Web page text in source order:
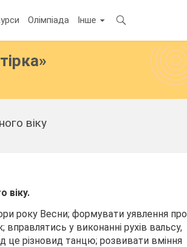
Олімпіада Інше
віку
віку.
року Весни; формувати уявлення про
вправлятись у виконанні рухів вальсу,
це різновид танцю; розвивати вміння